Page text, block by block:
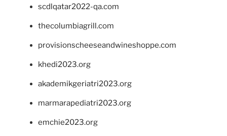
scdlqatar2022-qa.com
thecolumbiagrill.com
provisionscheeseandwineshoppe.com
khedi2023.org
akademikgeriatri2023.org
marmarapediatri2023.org
emchie2023.org